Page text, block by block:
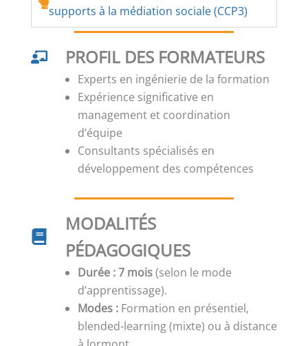
supports à la médiation sociale (CCP3)
PROFIL DES FORMATEURS
Experts en ingénierie de la formation
Expérience significative en
management et coordination
d’équipe
Consultants spécialisés en
développement des compétences
MODALITÉS
PÉDAGOGIQUES
Durée :7 mois(selon le mode
d’apprentissage).
Modes : Formation en présentiel,
blended-learning (mixte) ou à distance